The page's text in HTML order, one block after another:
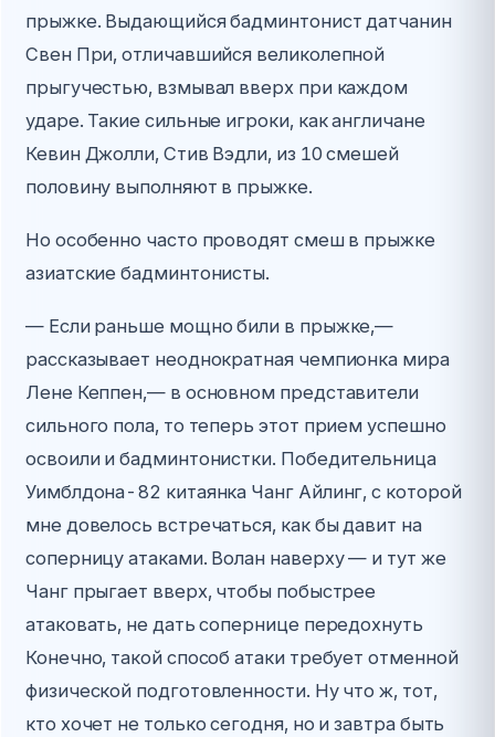
прыжке. Выдающийся бадминтонист датчанин
Свен При, отличавшийся великолепной
прыгучестью, взмывал вверх при каждом
ударе. Такие сильные игроки, как англичане
Кевин Джолли, Стив Вэдли, из 10 смешей
половину выполняют в прыжке.
Но особенно часто проводят смеш в прыжке
азиатские бадминтонисты.
— Если раньше мощно били в прыжке,—
рассказывает неоднократная чемпионка мира
Лене Кеппен,— в основном представители
сильного пола, то теперь этот прием успешно
освоили и бадминтонистки. Победительница
Уимблдона-82 китаянка Чанг Айлинг, с которой
мне довелось встречаться, как бы давит на
соперницу атаками. Волан наверху — и тут же
Чанг прыгает вверх, чтобы побыстрее
атаковать, не дать сопернице передохнуть
Конечно, такой способ атаки требует отменной
физической подготовленности. Ну что ж, тот,
кто хочет не только сегодня, но и завтра быть